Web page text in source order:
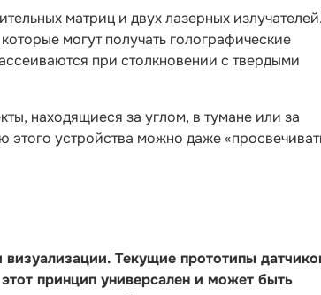
матриц и двух лазерных
могут получать голографические
при столкновении с твердыми
находящиеся за углом, в тумане или за
устройства можно даже
Текущие прототипы
принцип универсален и может быть